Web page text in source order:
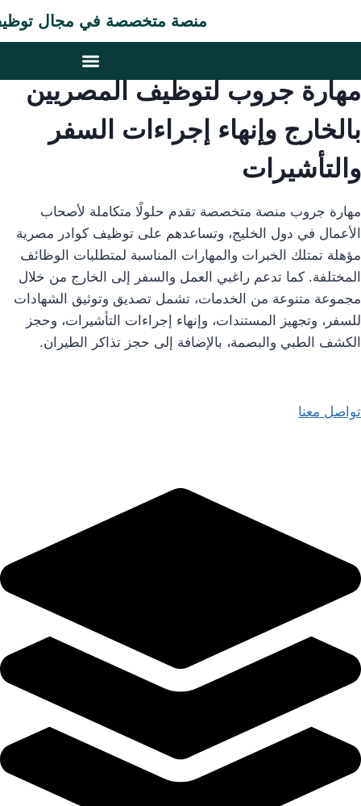
منصة متخصصة في مجال توظيف
مهارة جروب لتوظيف المصريين
بالخارج وإنهاء إجراءات السفر
والتأشيرات
مهارة جروب منصة متخصصة تقدم حلولًا متكاملة لأصحاب
الأعمال في دول الخليج، وتساعدهم على توظيف كوادر مصرية
مؤهلة تمتلك الخبرات والمهارات المناسبة لمتطلبات الوظائف
المختلفة. كما تدعم راغبي العمل والسفر إلى الخارج من خلال
مجموعة متنوعة من الخدمات، تشمل تصديق وتوثيق الشهادات
للسفر، وتجهيز المستندات، وإنهاء إجراءات التأشيرات، وحجز
الكشف الطبي والبصمة، بالإضافة إلى حجز تذاكر الطيران.
تواصل معنا